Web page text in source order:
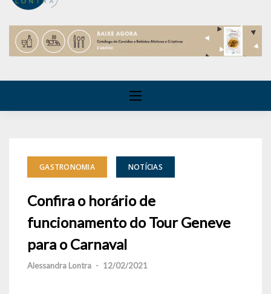
GASTRONOMIA NOTÍCIAS
Confira o horário de
funcionamento do Tour Geneve
para o Carnaval
Alessandra Lontra - 12/02/2021